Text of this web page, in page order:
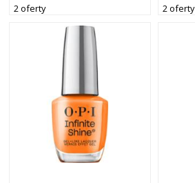
2 oferty 2 oferty